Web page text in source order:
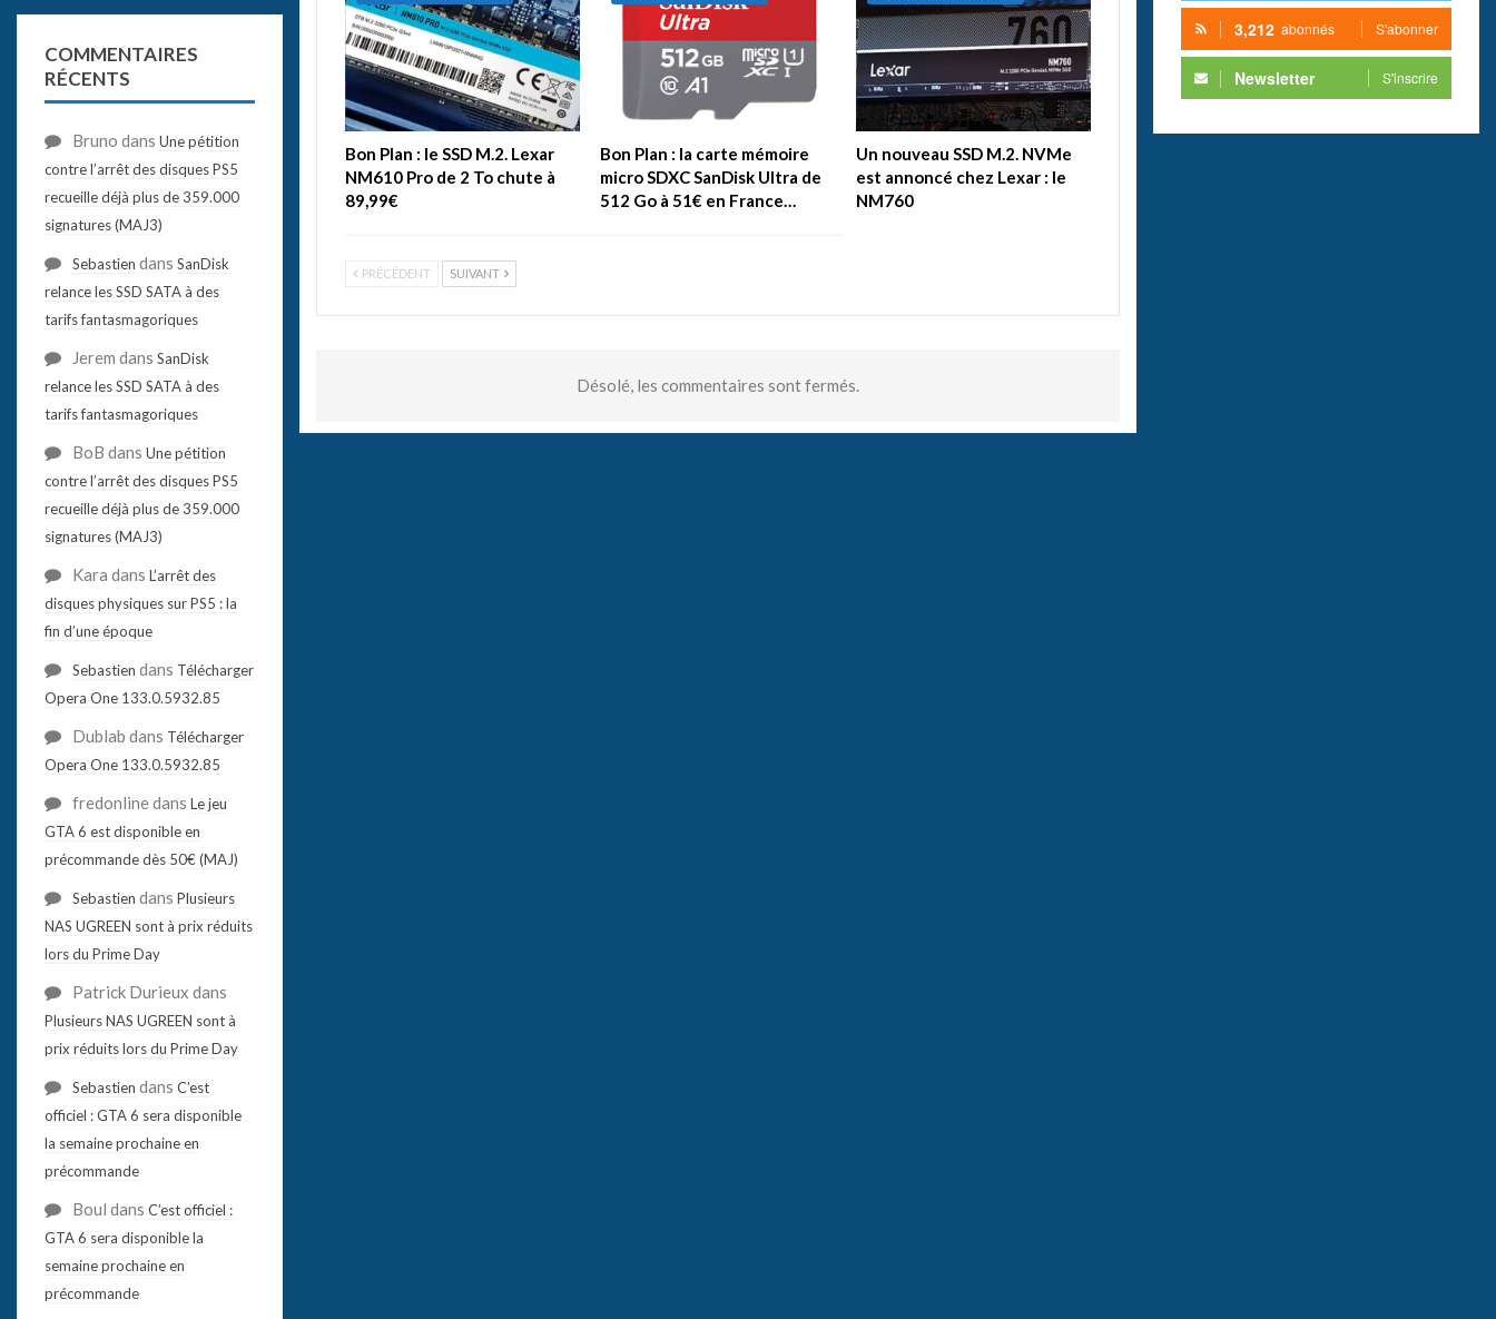
Bon Plan : le SSD M.2. Lexar
NM610 Pro de 2 To chute à
89,99€
Bon Plan : la carte mémoire
micro SDXC SanDisk Ultra de
512 Go à 51€ en France…
Un nouveau SSD M.2. NVMe
est annoncé chez Lexar : le
NM760
PRÉCÉDENT SUIVANT
Désolé, les commentaires sont fermés.
3,212 abonnés S'abonner
Newsletter S'inscrire
COMMENTAIRES
RÉCENTS
Bruno dans Une pétition
contre l’arrêt des disques PS5
recueille déjà plus de 359.000
signatures (MAJ3)
Sebastien dans SanDisk
relance les SSD SATA à des
tarifs fantasmagoriques
Jerem dans SanDisk
relance les SSD SATA à des
tarifs fantasmagoriques
BoB dans Une pétition
contre l’arrêt des disques PS5
recueille déjà plus de 359.000
signatures (MAJ3)
Kara dans L’arrêt des
disques physiques sur PS5 : la
fin d’une époque
Sebastien dans Télécharger
Opera One 133.0.5932.85
Dublab dans Télécharger
Opera One 133.0.5932.85
fredonlinedans Le jeu
GTA 6 est disponible en
précommande dès 50€ (MAJ)
Sebastien dans Plusieurs
NAS UGREEN sont à prix réduits
lors du Prime Day
Patrick Durieux dans
Plusieurs NAS UGREEN sont à
prix réduits lors du Prime Day
Sebastien dans C’est
officiel : GTA 6 sera disponible
la semaine prochaine en
précommande
Boul dans C’est officiel :
GTA 6 sera disponible la
semaine prochaine en
précommande